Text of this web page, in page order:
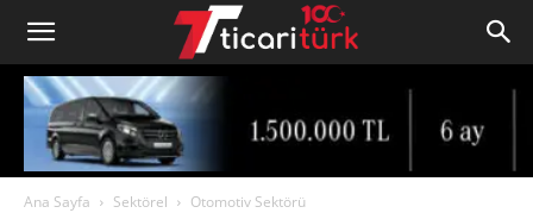
Ana Sayfa Sektörel Otomotiv Sektörü